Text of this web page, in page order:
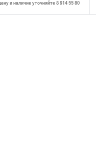
и наличие уточняйте 8 914 55 80